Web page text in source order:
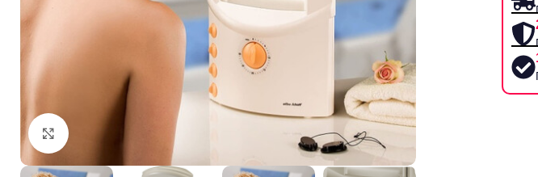
Щракнете за уголемяване